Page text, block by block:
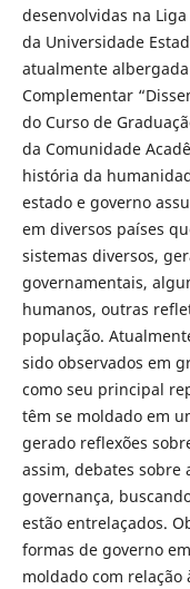
desenvolvidas na
da Universidade
atualmente
Complementar
do Curso de
da Comunidade
história da
estado e governo
em diversos países
sistemas diversos,
governamentais,
humanos, outras
população.
sido observados em
como seu principal
têm se moldado em
gerado reflexões
assim, debates sobre
governança,
estão entrelaçados.
formas de governo
moldado com